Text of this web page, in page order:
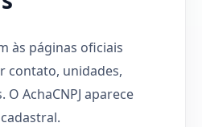
às páginas oficiais
contato, unidades,
AchaCNPJ aparece